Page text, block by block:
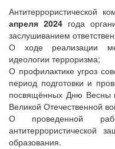
Антитеррористической
апреля 2024года
заслушиванием
О ходе реализации
идеологии терроризма;
О профилактике угроз
период подготовки и
посвящённых Дню Весны
Великой Отечественной
О проведенной
антитеррористической
образования.